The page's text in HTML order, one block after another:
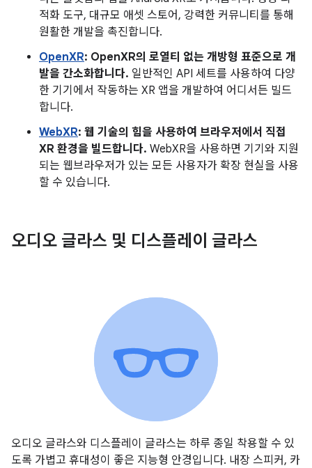
적화 도구, 대규모 애셋 스토어, 강력한 커뮤니티를 통해
원활한 개발을 촉진합니다.
OpenXR: OpenXR의 로열티 없는 개방형 표준으로 개
발을 간소화합니다. 일반적인 API 세트를 사용하여 다양
한 기기에서 작동하는 XR 앱을 개발하여 어디서든 빌드
합니다.
WebXR: 웹 기술의 힘을 사용하여 브라우저에서 직접
XR 환경을 빌드합니다. WebXR을 사용하면 기기와 지원
되는 웹브라우저가 있는 모든 사용자가 확장 현실을 사용
할 수 있습니다.
오디오 글라스 및 디스플레이 글라스
오디오 글라스와 디스플레이 글라스는 하루 종일 착용할 수 있
도록 가볍고 휴대성이 좋은 지능형 안경입니다. 내장 스피커, 카